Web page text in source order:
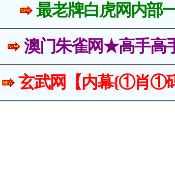
最老牌白虎网内部
澳门朱雀网★高手高
玄武网【内幕{①肖①